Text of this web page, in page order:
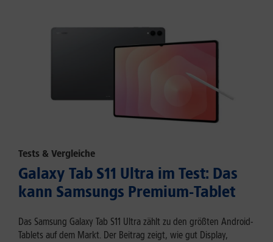
Tests & Vergleiche
Galaxy Tab S11 Ultra im Test: Das
kann Samsungs Premium-Tablet
Das Samsung Galaxy Tab S11 Ultra zählt zu den größten Android-
Tablets auf dem Markt. Der Beitrag zeigt, wie gut Display,